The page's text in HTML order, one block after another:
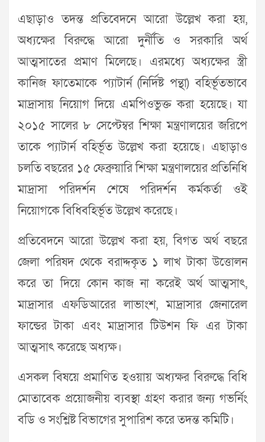
এছাড়াও তদন্ত প্রতিবেদনে আরো উল্লেখ করা হয়,
অধ্যক্ষের বিরুদ্ধে আরো দুর্নীতি ও সরকারি অর্থ
আত্মসাতের প্রমাণ মিলেছে। এরমধ্যে অধ্যক্ষের স্ত্রী
কানিজ ফাতেমাকে প্যাটার্ন (নির্দিষ্ট পন্থা) বহির্ভূতভাবে
মাদ্রাসায় নিয়োগ দিয়ে এমপিওভুক্ত করা হয়েছে। যা
২০১৫ সালের ৮ সেপ্টেম্বর শিক্ষা মন্ত্রণালয়ের জরিপে
তাকে প্যাটার্ন বহির্ভূত উল্লেখ করা হয়েছে। এছাড়াও
চলতি বছরের ১৫ ফেব্রুয়ারি শিক্ষা মন্ত্রণালয়ের প্রতিনিধি
মাদ্রাসা পরিদর্শন শেষে পরিদর্শন কর্মকর্তা ওই
নিয়োগকে বিধিবহির্ভূত উল্লেখ করেছে।
প্রতিবেদনে আরো উল্লেখ করা হয়, বিগত অর্থ বছরে
জেলা পরিষদ থেকে বরাদ্দকৃত ১ লাখ টাকা উত্তোলন
করে তা দিয়ে কোন কাজ না করেই অর্থ আত্মসাৎ,
মাদ্রাসার এফডিআরের লাভাংশ, মাদ্রাসার জেনারেল
ফান্ডের টাকা এবং মাদ্রাসার টিউশন ফি এর টাকা
আত্মসাৎ করেছে অধ্যক্ষ।
এসকল বিষয়ে প্রমাণিত হওয়ায় অধ্যক্ষর বিরুদ্ধে বিধি
মোতাবেক প্রয়োজনীয় ব্যবস্থা গ্রহণ করার জন্য গভর্নিং
বডি ও সংশ্লিষ্ট বিভাগের সুপারিশ করে তদন্ত কমিটি।